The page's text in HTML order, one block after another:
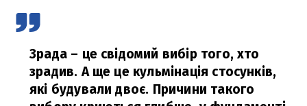
Зрада – це свідомий вибір того, хто
зрадив. А ще це кульмінація стосунків,
які будували двоє. Причини такого